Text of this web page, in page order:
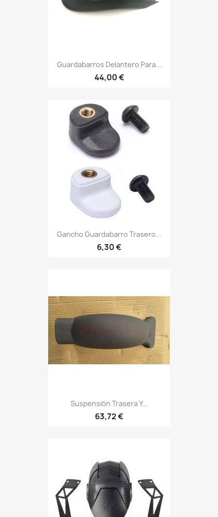
Guardabarros Delantero Para...
44,00 €
Gancho Guardabarro Trasero...
6,30 €
Suspensión Trasera Y...
63,72 €